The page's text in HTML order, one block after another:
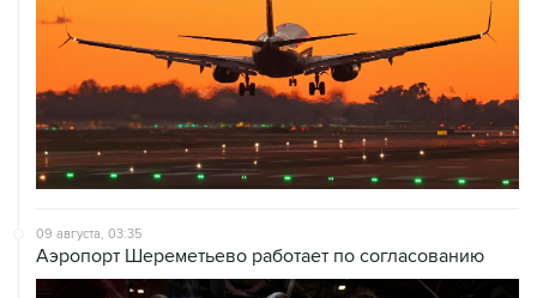
09 августа, 03:35
Аэропорт Шереметьево работает по согласованию